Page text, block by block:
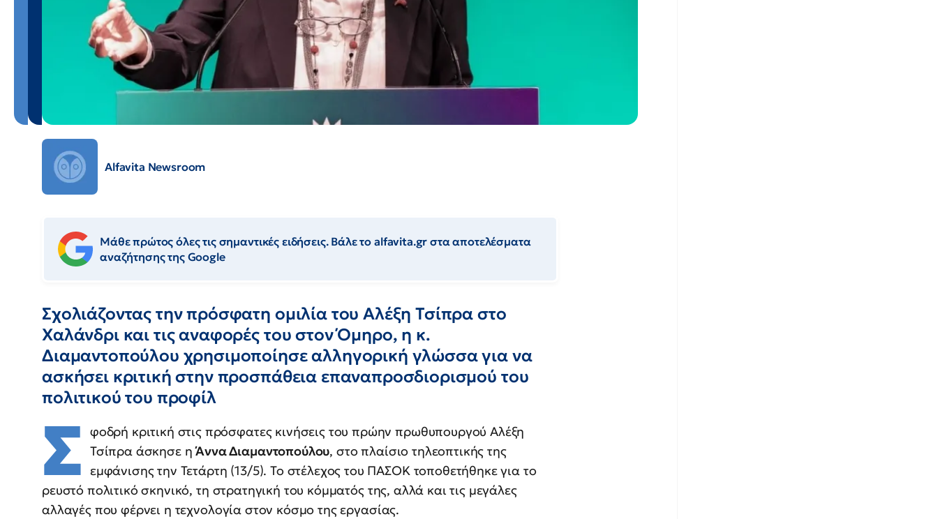
Alfavita Newsroom
Μάθε πρώτος όλες τις σημαντικές ειδήσεις. Βάλε το alfavita.gr στα αποτελέσματα
αναζήτησης της Google
Σχολιάζοντας την πρόσφατη ομιλία του Αλέξη Τσίπρα στο
Χαλάνδρι και τις αναφορές του στον Όμηρο, η κ.
Διαμαντοπούλου χρησιμοποίησε αλληγορική γλώσσα για να
ασκήσει κριτική στην προσπάθεια επαναπροσδιορισμού του
πολιτικού του προφίλ
Σ φοδρή κριτική στις πρόσφατες κινήσεις του πρώην πρωθυπουργού Αλέξη
Τσίπρα άσκησε ηΆννα Διαμαντοπούλου, στο πλαίσιο τηλεοπτικής της
εμφάνισης την Τετάρτη (13/5). Το στέλεχος του ΠΑΣΟΚ τοποθετήθηκε για το
ρευστό πολιτικό σκηνικό, τη στρατηγική του κόμματός της, αλλά και τις μεγάλες
αλλαγές που φέρνει η τεχνολογία στον κόσμο της εργασίας.